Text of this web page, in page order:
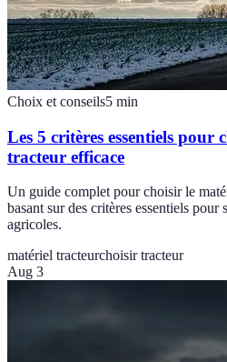
Choix et conseils5 min
Les 5 critères essentiels pour
tracteur efficace
Un guide complet pour choisir le
basant sur des critères essentiels pour
agricoles.
matériel tracteurchoisir tracteur
Aug 3